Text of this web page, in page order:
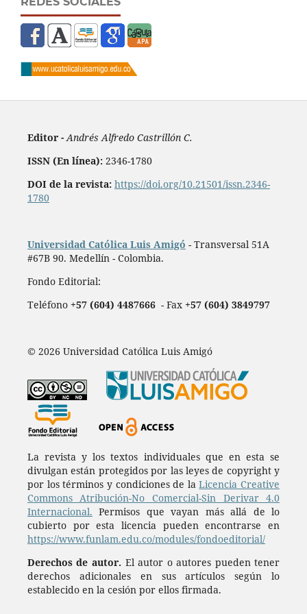
Editor - Andrés Alfredo Castrillón C.
ISSN (En línea): 2346-1780
DOI de la revista: https://doi.org/10.21501/issn.2346-
1780
Universidad Católica Luis Amigó - Transversal 51A
#67B 90. Medellín - Colombia.
Fondo Editorial:
Teléfono +57 (604) 4487666- Fax +57 (604) 3849797
© 2026 Universidad Católica Luis Amigó
La revista y los textos individuales que en esta se
divulgan están protegidos por las leyes de copyright y
por los términos y condiciones de laLicencia Creative
Commons Atribución-No Comercial-Sin Derivar 4.0
Internacional. Permisos que vayan más allá de lo
cubierto por esta licencia pueden encontrarse en
https://www.funlam.edu.co/modules/fondoeditorial/
Derechos de autor. El autor o autores pueden tener
derechos adicionales en sus artículos según lo
establecido en la cesión por ellos firmada.